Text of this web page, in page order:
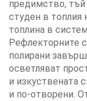
предимство,
студен в
топлина в
Рефлекторните
полирани
осветляват
и изкуствената
и по-отворени.